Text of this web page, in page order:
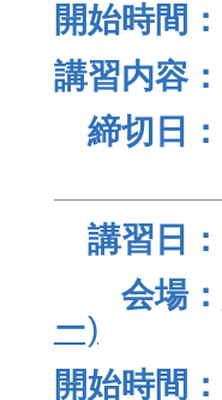
ー)